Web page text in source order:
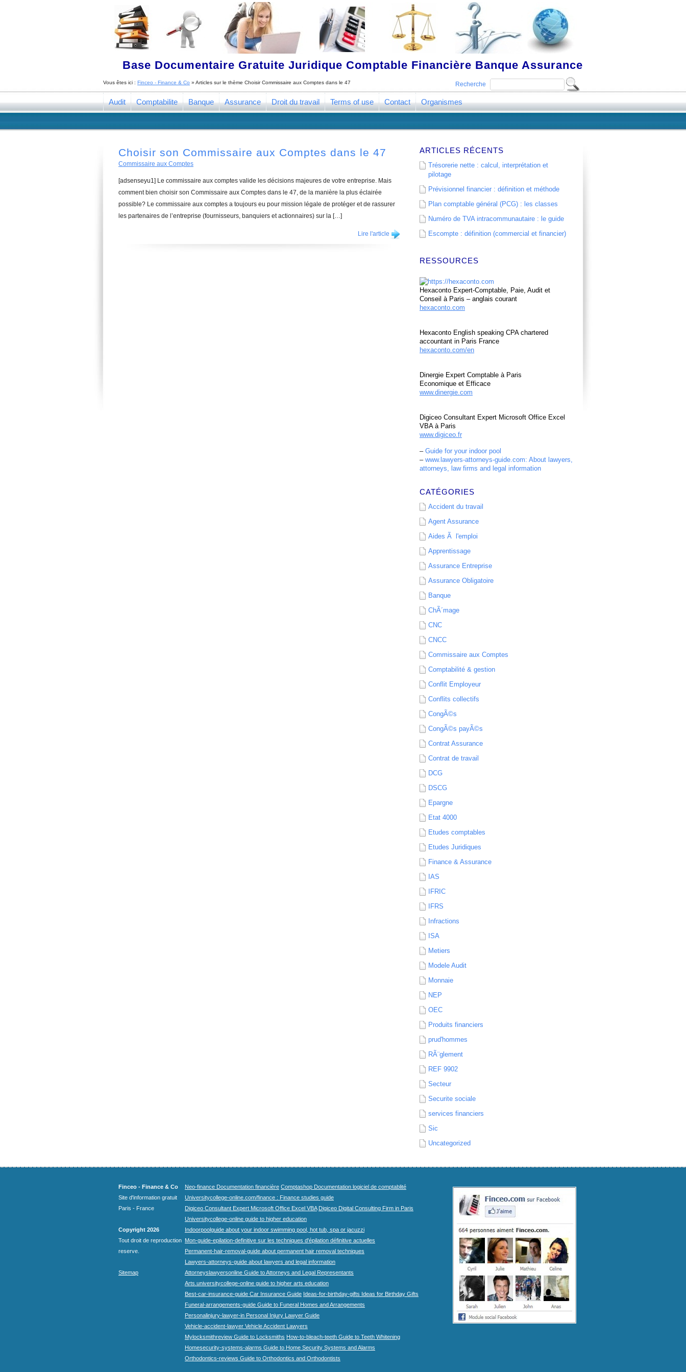
Base Documentaire Gratuite Juridique Comptable Financière Banque Assurance
Recherche
Vous êtes ici : Finceo - Finance & Co » Articles sur le thème Choisir Commissaire aux Comptes dans le 47
Audit Comptabilite Banque Assurance Droit du travail Terms of use Contact Organismes
Choisir son Commissaire aux Comptes dans le 47
Commissaire aux Comptes
[adsenseyu1] Le commissaire aux comptes valide les décisions majeures de votre entreprise. Mais
comment bien choisir son Commissaire aux Comptes dans le 47, de la manière la plus éclairée
possible? Le commissaire aux comptes a toujours eu pour mission légale de protéger et de rassurer
les partenaires de l’entreprise (fournisseurs, banquiers et actionnaires) sur la […]
Lire l'article
ARTICLES RÉCENTS
Trésorerie nette : calcul, interprétation et
pilotage
Prévisionnel financier : définition et méthode
Plan comptable général (PCG) : les classes
Numéro de TVA intracommunautaire : le guide
Escompte : définition (commercial et financier)
RESSOURCES
Hexaconto Expert-Comptable, Paie, Audit et
Conseil à Paris – anglais courant
hexaconto.com
Hexaconto English speaking CPA chartered
accountant in Paris France
hexaconto.com/en
Dinergie Expert Comptable à Paris
Economique et Efficace
www.dinergie.com
Digiceo Consultant Expert Microsoft Office Excel
VBA à Paris
www.digiceo.fr
– Guide for your indoor pool
– www.lawyers-attorneys-guide.com: About lawyers,
attorneys, law firms and legal information
CATÉGORIES
Accident du travail
Agent Assurance
Aides Ã l'emploi
Apprentissage
Assurance Entreprise
Assurance Obligatoire
Banque
ChÃ´mage
CNC
CNCC
Commissaire aux Comptes
Comptabilité & gestion
Conflit Employeur
Conflits collectifs
CongÃ©s
CongÃ©s payÃ©s
Contrat Assurance
Contrat de travail
DCG
DSCG
Epargne
Etat 4000
Etudes comptables
Etudes Juridiques
Finance & Assurance
IAS
IFRIC
IFRS
Infractions
ISA
Metiers
Modele Audit
Monnaie
NEP
OEC
Produits financiers
prud'hommes
RÃ¨glement
REF 9902
Secteur
Securite sociale
services financiers
Sic
Uncategorized
Finceo - Finance & Co
Site d'information gratuit
Paris - France
Copyright 2026
Tout droit de reproduction
reserve.
Sitemap
Neo-finance Documentation financière Comptashop Documentation logiciel de comptablité
Universitycollege-online.com/finance : Finance studies guide
Digiceo Consultant Expert Microsoft Office Excel VBA Digiceo Digital Consulting Firm in Paris
Universitycollege-online guide to higher education
Indoorpoolguide about your indoor swimming pool, hot tub, spa or jacuzzi
Mon-guide-epilation-definitive sur les techniques d'épilation définitive actuelles
Permanent-hair-removal-guide about permanent hair removal techniques
Lawyers-attorneys-guide about lawyers and legal information
Attorneyslawyersonline Guide to Attorneys and Legal Representants
Arts.universitycollege-online guide to higher arts education
Best-car-insurance-guide Car Insurance Guide Ideas-for-birthday-gifts Ideas for Birthday Gifts
Funeral-arrangements-guide Guide to Funeral Homes and Arrangements
Personalinjury-lawyer-in Personal Injury Lawyer Guide
Vehicle-accident-lawyer Vehicle Accident Lawyers
Mylocksmithreview Guide to Locksmiths How-to-bleach-teeth Guide to Teeth Whitening
Homesecurity-systems-alarms Guide to Home Security Systems and Alarms
Orthodontics-reviews Guide to Orthodontics and Orthodontists